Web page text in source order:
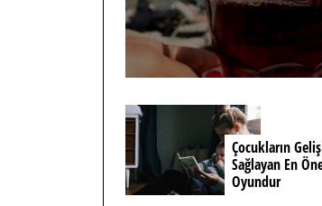
Çocukların
Sağlayan En
Oyundur